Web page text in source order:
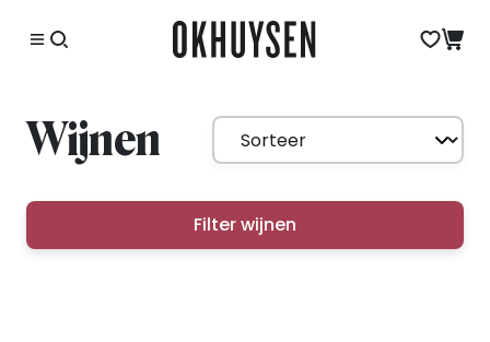
Wijnen
Filter wijnen